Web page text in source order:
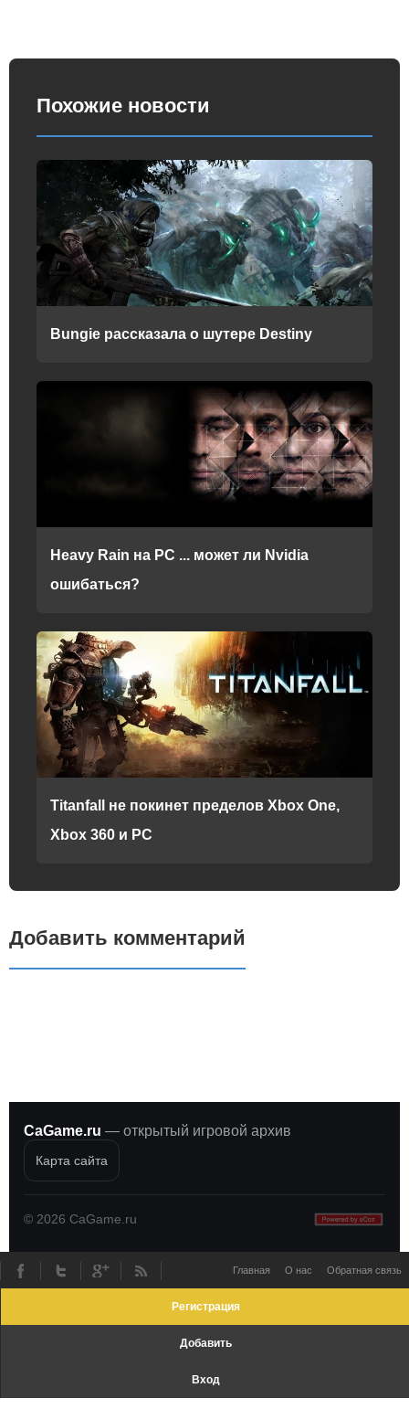
Похожие новости
Bungie рассказала о шутере Destiny
Heavy Rain на РС ... может ли Nvidia
ошибаться?
Titanfall не покинет пределов Xbox One,
Xbox 360 и PC
Добавить комментарий
CaGame.ru — открытый игровой архив
Карта сайта
© 2026 CaGame.ru
Главная О нас Обратная связь
Регистрация
Добавить
Вход